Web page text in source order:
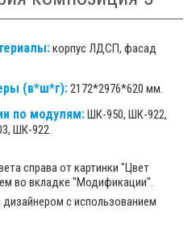
корпус ЛДСП, фасад
(в*ш*г):2172*2976*620 мм.
по модулям:ШК-950, ШК-922,
ШК-922.
справа от картинки "Цвет
во вкладке "Модификации".
с использованием